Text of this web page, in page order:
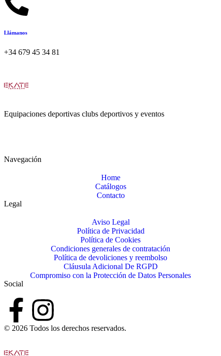
Llámanos
+34 679 45 34 81
Equipaciones deportivas clubs deportivos y eventos
Navegación
Home
Catálogos
Contacto
Legal
Aviso Legal
Política de Privacidad
Política de Cookies
Condiciones generales de contratación
Política de devoliciones y reembolso
Cláusula Adicional De RGPD
Compromiso con la Protección de Datos Personales
Social
© 2026 Todos los derechos reservados.